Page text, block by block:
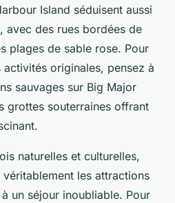
Island séduisent aussi
avec des rues bordées de
plages de sable rose. Pour
originales, pensez à
sauvages sur Big Major
grottes souterraines offrant
naturelles et culturelles,
les attractions
un séjour inoubliable. Pour